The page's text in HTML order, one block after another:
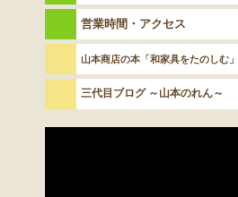
営業時間・アクセス
山本商店の本「和家具をたのしむ」
三代目ブログ ～山本のれん～